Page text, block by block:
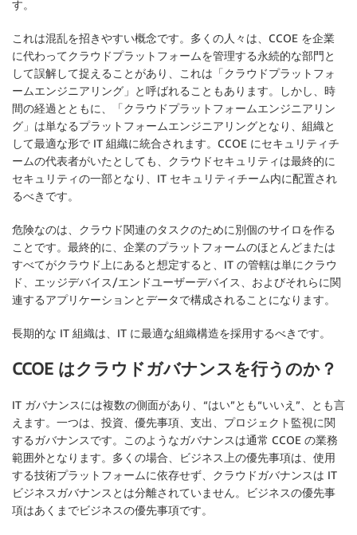
す。
これは混乱を招きやすい概念です。多くの人々は、CCOE を企業
に代わってクラウドプラットフォームを管理する永続的な部門と
して誤解して捉えることがあり、これは「クラウドプラットフォ
ームエンジニアリング」と呼ばれることもあります。しかし、時
間の経過とともに、「クラウドプラットフォームエンジニアリン
グ」は単なるプラットフォームエンジニアリングとなり、組織と
して最適な形で IT 組織に統合されます。CCOE にセキュリティチ
ームの代表者がいたとしても、クラウドセキュリティは最終的に
セキュリティの一部となり、IT セキュリティチーム内に配置され
るべきです。
危険なのは、クラウド関連のタスクのために別個のサイロを作る
ことです。最終的に、企業のプラットフォームのほとんどまたは
すべてがクラウド上にあると想定すると、IT の管轄は単にクラウ
ド、エッジデバイス/エンドユーザーデバイス、およびそれらに関
連するアプリケーションとデータで構成されることになります。
長期的な IT 組織は、IT に最適な組織構造を採用するべきです。
CCOE はクラウドガバナンスを行うのか？
IT ガバナンスには複数の側面があり、“はい”とも“いいえ”、とも言
えます。一つは、投資、優先事項、支出、プロジェクト監視に関
するガバナンスです。このようなガバナンスは通常 CCOE の業務
範囲外となります。多くの場合、ビジネス上の優先事項は、使用
する技術プラットフォームに依存せず、クラウドガバナンスは IT
ビジネスガバナンスとは分離されていません。ビジネスの優先事
項はあくまでビジネスの優先事項です。